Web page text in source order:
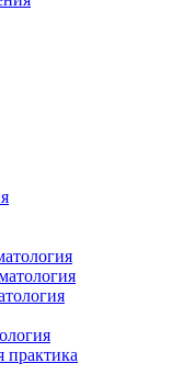
практика